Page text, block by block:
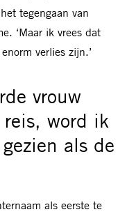
tegengaan van
‘Maar ik vrees dat
verlies zijn.’
vrouw
word ik
als de
als eerste te